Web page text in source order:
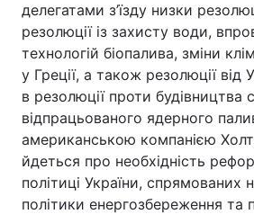
делегатами з’їзду низки
резолюції із захисту води,
технологій біопалива, зміни
у Греції, а також резолюції від
в резолюції проти будівництва
відпрацьованого ядерного
американською компанією
йдеться про необхідність
політиці України, спрямованих
політики енергозбереження та